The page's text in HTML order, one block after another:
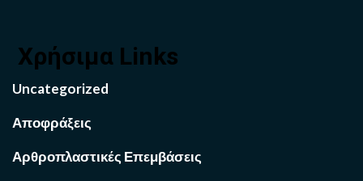
Χρήσιμα Links
Uncategorized
Αποφράξεις
Αρθροπλαστικές Επεμβάσεις